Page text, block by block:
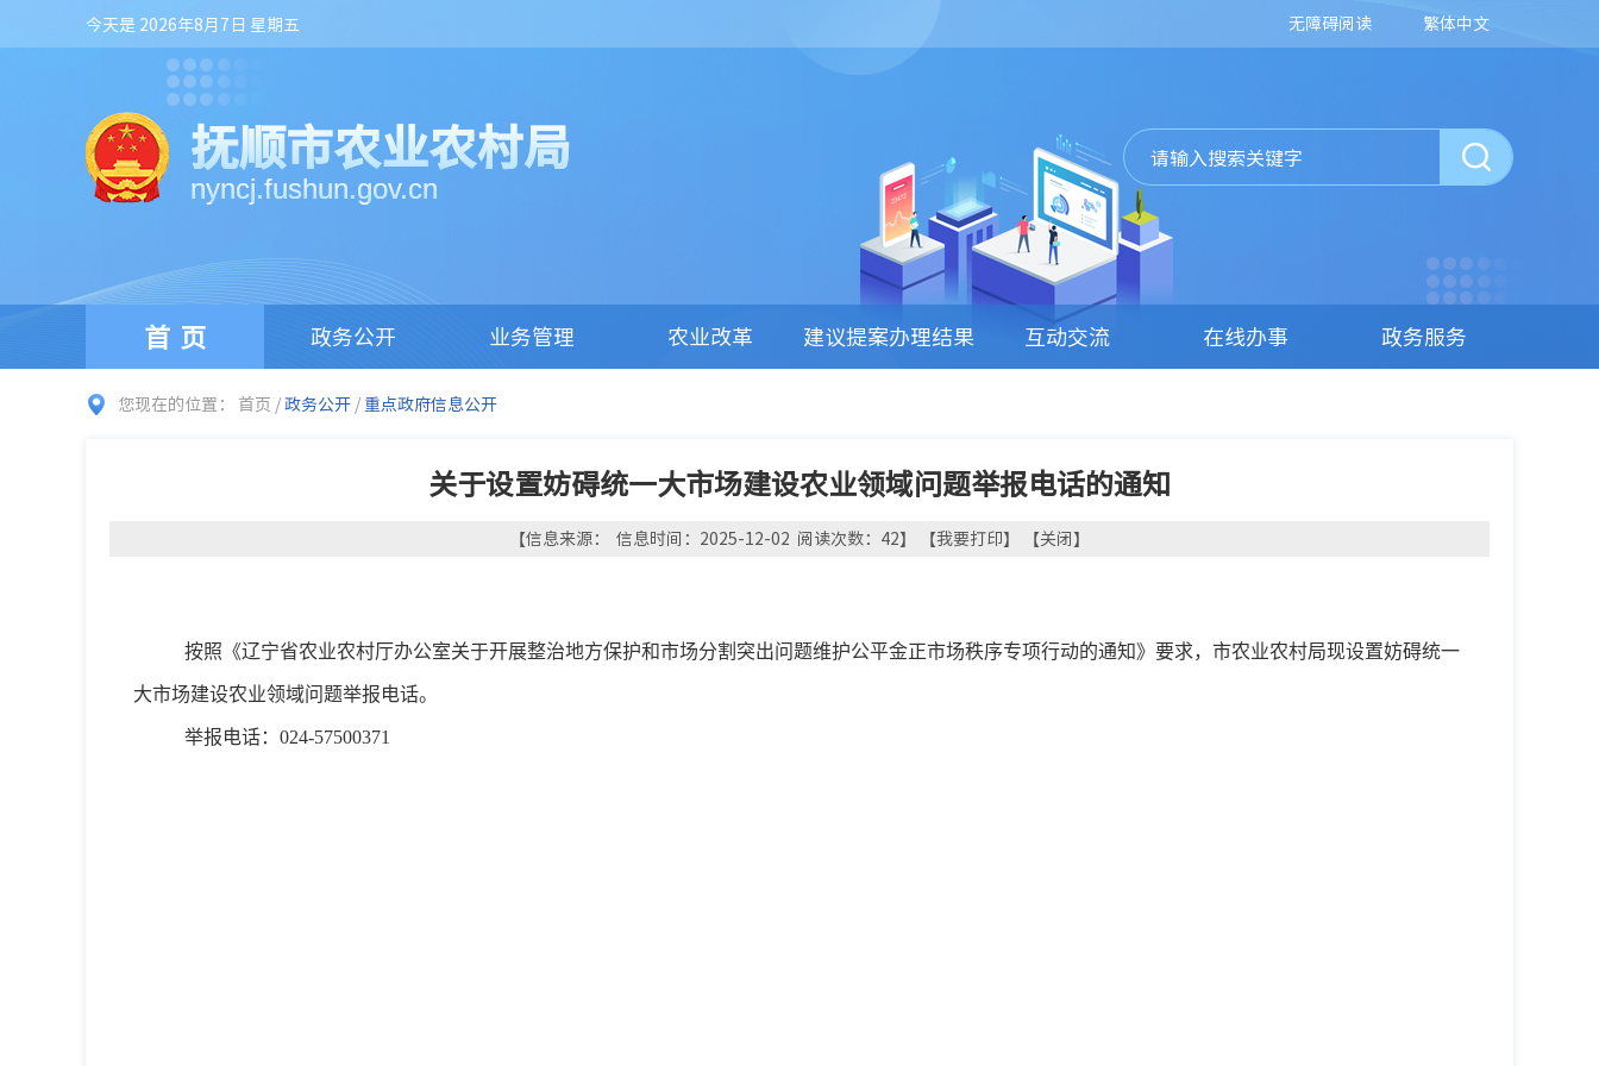
今天是 2026年8月7日 星期五 无障碍阅读 繁体中文
抚顺市农业农村局
nyncj.fushun.gov.cn
首页 政务公开 业务管理 农业改革
建议提案办理结果
互动交流 在线办事 政务服务
您现在的位置： 首页 /政务公开 / 重点政府信息公开
关于设置妨碍统一大市场建设农业领域问题举报电话的通知
【信息来源： 信息时间：2025-12-02 阅读次数： 42】 【我要打印】 【关闭】
按照《辽宁省农业农村厅办公室关于开展整治地方保护和市场分割突出问题维护公平金正市场秩序专项行动的通知》要求，市农业农村局现设置妨碍统一
大市场建设农业领域问题举报电话。
举报电话： 024-57500371